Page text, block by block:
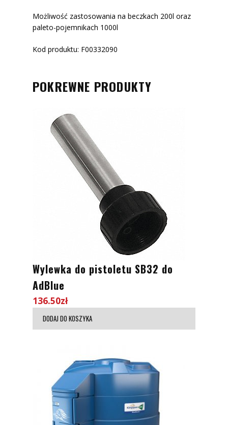
Możliwość zastosowania na beczkach 200l oraz
paleto-pojemnikach 1000l
Kod produktu: F00332090
POKREWNE PRODUKTY
Wylewka do pistoletu SB32 do
AdBlue
136.50zł
DODAJ DO KOSZYKA